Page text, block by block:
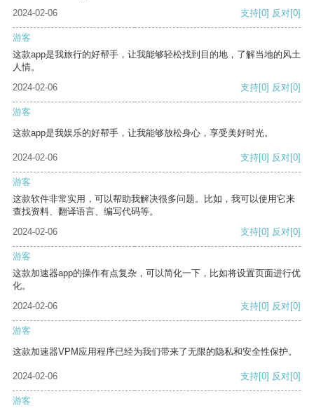
2024-02-06
支持[0] 反对[0]
游客
这款app是我旅行的好帮手，让我能够轻松找到目的地，了解当地的风土
人情。
2024-02-06
支持[0] 反对[0]
游客
这款app是我娱乐的好帮手，让我能够放松身心，享受美好时光。
2024-02-06 支持[0] 反对[0]
游客
这款软件非常实用，可以帮助我解决很多问题。比如，我可以使用它来
查找资料、翻译语言、编写代码等。
2024-02-06
支持[0] 反对[0]
游客
这款加速器app的操作有点复杂，可以简化一下，比如将设置页面进行优
化。
2024-02-06
支持[0] 反对[0]
游客
这款加速器VPM应用程序已经为我们带来了无限的隐私和安全性保护。
2024-02-06 支持[0] 反对[0]
游客